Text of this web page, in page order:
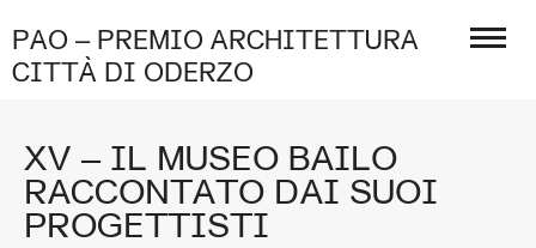
PAO – PREMIO ARCHITETTURA
CITTÀ DI ODERZO
XV – IL MUSEO BAILO
RACCONTATO DAI SUOI
PROGETTISTI